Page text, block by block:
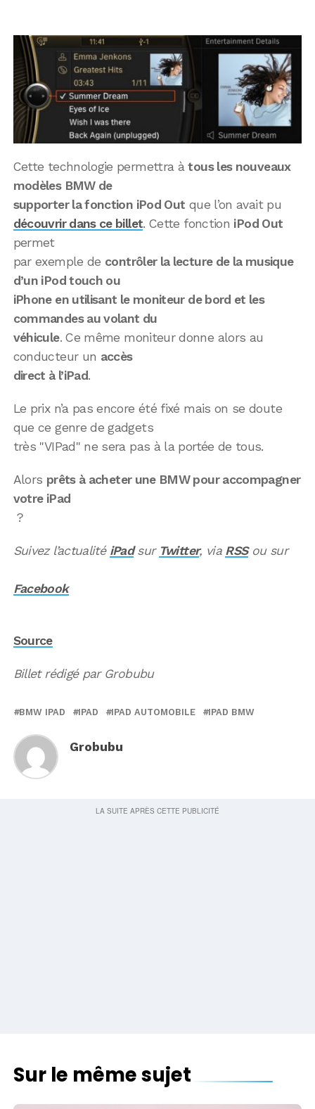
Cette technologie permettra àtous les nouveaux
modèles BMW de
supporter la fonction iPod Out que l’on avait pu
découvrir dans ce billet. Cette fonction iPod Out
permet
par exemple de contrôler la lecture de la musique
d’un iPod touch ou
iPhone en utilisant le moniteur de bord et les
commandes au volant du
véhicule. Ce même moniteur donne alors au
conducteur un accès
direct à l’iPad.
Le prix n’a pas encore été fixé mais on se doute
que ce genre de gadgets
très "VIPad" ne sera pas à la portée de tous.
Alors prêts à acheter une BMW pour accompagner
votre iPad
?
Suivez l’actualité iPadsur Twitter, via RSSou sur
Facebook
Source
Billet rédigé par Grobubu
BMW IPAD IPAD IPAD AUTOMOBILE IPAD BMW
Grobubu
Sur le même sujet